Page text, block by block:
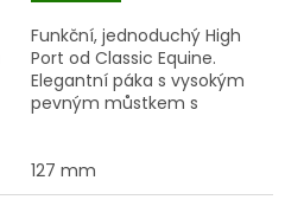
Funkční, jednoduchý High
Port od Classic Equine.
Elegantní páka s vysokým
pevným můstkem s
127 mm